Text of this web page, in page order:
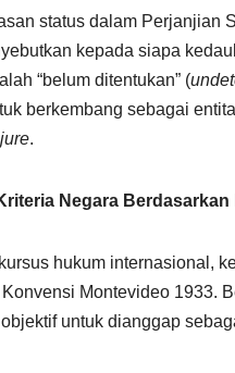
status dalam Perjanjian
kepada siapa
“belum ditentukan” (
berkembang sebagai
.
Negara
hukum internasional,
Montevideo 1933.
untuk dianggap